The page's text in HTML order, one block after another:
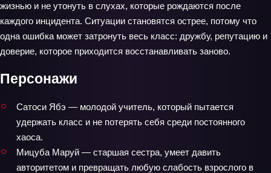
жизнью и не утонуть в слухах, которые рождаются после
каждого инцидента. Ситуации становятся острее, потому что
одна ошибка может затронуть весь класс: дружбу, репутацию и
доверие, которое приходится восстанавливать заново.
Персонажи
Сатоси Ябэ — молодой учитель, который пытается
удержать класс и не потерять себя среди постоянного
хаоса.
Мицуба Маруй — старшая сестра, умеет давить
авторитетом и превращать любую слабость взрослого в